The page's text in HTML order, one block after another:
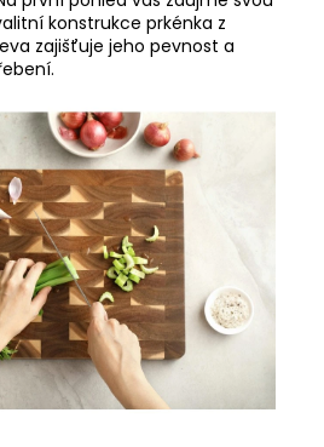
konstrukce prkénka z
zajišťuje jeho pevnost a